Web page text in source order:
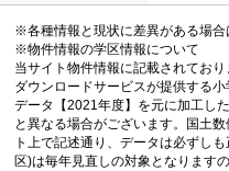
※各種情報と現状に差異がある場合
※物件情報の学区情報について
当サイト物件情報に記載されてお
ダウンロードサービスが提供する
データ【2021年度】を元に加工し
と異なる場合がございます。国土
ト上で記述通り、データは必ずし
区)は毎年見直しの対象となります